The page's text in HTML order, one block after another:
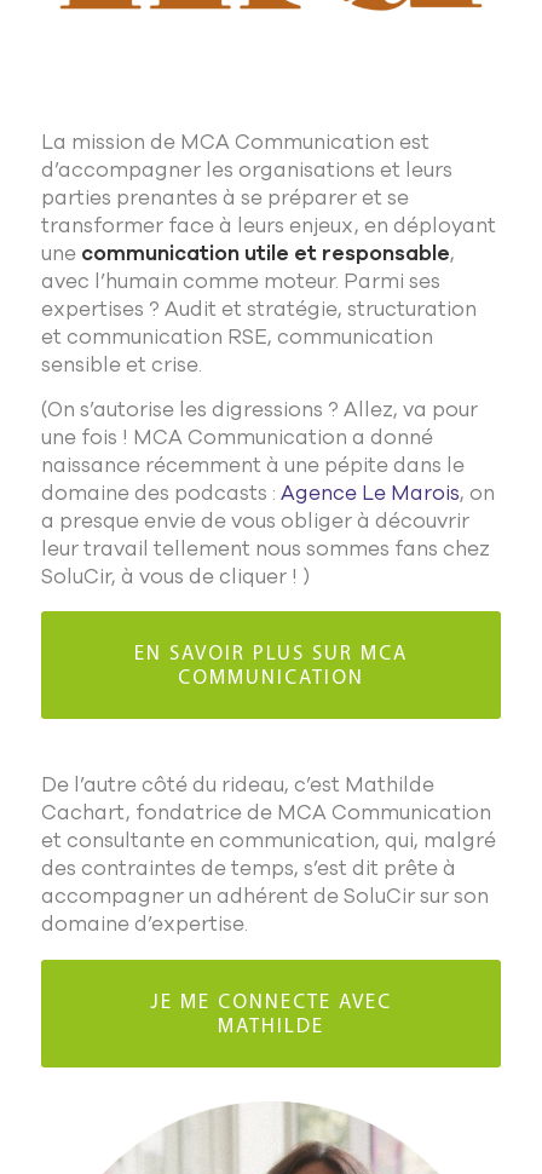
La mission de MCA Communication est
d’accompagner les organisations et leurs
parties prenantes à se préparer et se
transformer face à leurs enjeux, en déployant
une communication utile et responsable,
avec l’humain comme moteur. Parmi ses
expertises ? Audit et stratégie, structuration
et communication RSE, communication
sensible et crise.
(On s’autorise les digressions ? Allez, va pour
une fois ! MCA Communication a donné
naissance récemment à une pépite dans le
domaine des podcasts : Agence Le Marois, on
a presque envie de vous obliger à découvrir
leur travail tellement nous sommes fans chez
SoluCir, à vous de cliquer ! )
EN SAVOIR PLUS SUR MCA
COMMUNICATION
De l’autre côté du rideau, c’est Mathilde
Cachart, fondatrice de MCA Communication
et consultante en communication, qui, malgré
des contraintes de temps, s’est dit prête à
accompagner un adhérent de SoluCir sur son
domaine d’expertise.
JE ME CONNECTE AVEC
MATHILDE